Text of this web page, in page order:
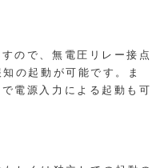
ので、無電圧リレー接点
の起動が可能です。ま
電源入力による起動も可